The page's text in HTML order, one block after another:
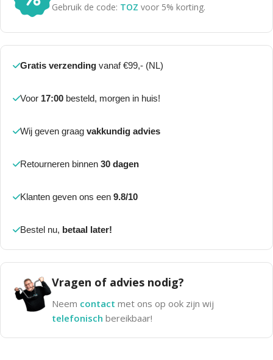
Gebruik de code: TOZ voor 5% korting.
Gratis verzending vanaf €99,- (NL)
Voor 17:00 besteld, morgen in huis!
Wij geven graag vakkundig advies
Retourneren binnen 30 dagen
Klanten geven ons een 9.8/10
Bestel nu, betaal later!
Vragen of advies nodig?
Neem contact met ons op ook zijn wij
telefonisch bereikbaar!